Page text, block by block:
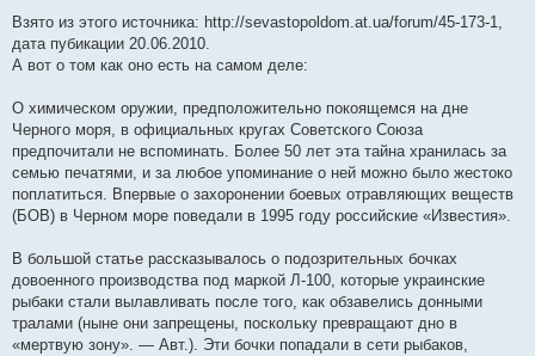
о
щ
е
е
Взято из этого источника: http://sevastopoldom.at.ua/forum/45-173-1,
дата пубикации 20.06.2010.
А вот о том как оно есть на самом деле:
О химическом оружии, предположительно покоящемся на дне
Черного моря, в официальных кругах Советского Союза
предпочитали не вспоминать. Более 50 лет эта тайна хранилась за
семью печатями, и за любое упоминание о ней можно было жестоко
поплатиться. Впервые о захоронении боевых отравляющих веществ
(БОВ) в Черном море поведали в 1995 году российские «Известия».
В большой статье рассказывалось о подозрительных бочках
довоенного производства под маркой Л-100, которые украинские
рыбаки стали вылавливать после того, как обзавелись донными
тралами (ныне они запрещены, поскольку превращают дно в
«мертвую зону». — Авт.). Эти бочки попадали в сети рыбаков,